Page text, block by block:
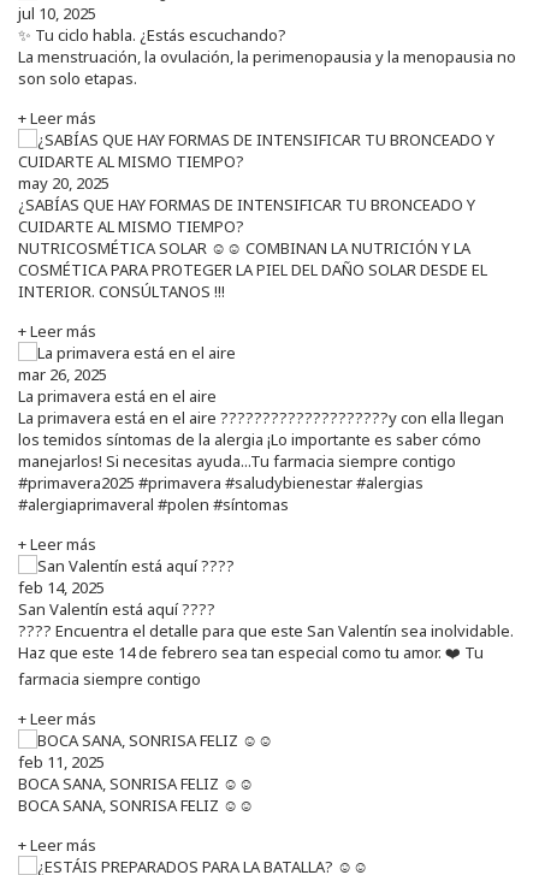
jul 10, 2025
✨ Tu ciclo habla. ¿Estás escuchando?
La menstruación, la ovulación, la perimenopausia y la menopausia no
son solo etapas.
+ Leer más
may 20, 2025
¿SABÍAS QUE HAY FORMAS DE INTENSIFICAR TU BRONCEADO Y
CUIDARTE AL MISMO TIEMPO?
NUTRICOSMÉTICA SOLAR ☺️☺️ COMBINAN LA NUTRICIÓN Y LA
COSMÉTICA PARA PROTEGER LA PIEL DEL DAÑO SOLAR DESDE EL
INTERIOR. CONSÚLTANOS !!!
+ Leer más
mar 26, 2025
La primavera está en el aire
La primavera está en el aire ????????????????????y con ella llegan
los temidos síntomas de la alergia ¡Lo importante es saber cómo
manejarlos! Si necesitas ayuda...Tu farmacia siempre contigo
#primavera2025 #primavera #saludybienestar #alergias
#alergiaprimaveral #polen #síntomas
+ Leer más
feb 14, 2025
San Valentín está aquí ????
???? Encuentra el detalle para que este San Valentín sea inolvidable.
Haz que este 14 de febrero sea tan especial como tu amor. ❤️ Tu
farmacia siempre contigo
+ Leer más
feb 11, 2025
BOCA SANA, SONRISA FELIZ ☺️☺️
BOCA SANA, SONRISA FELIZ ☺️☺️
+ Leer más